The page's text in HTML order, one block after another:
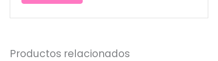
Productos relacionados